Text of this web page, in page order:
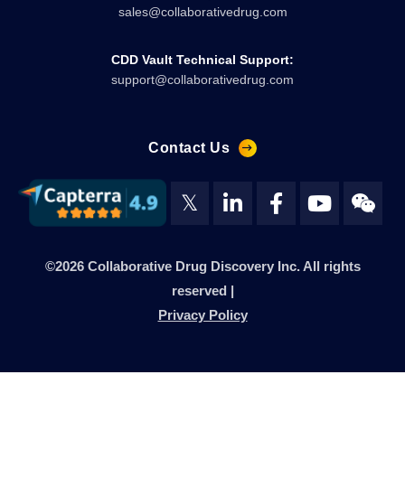
sales@collaborativedrug.com
CDD Vault Technical Support:
support@collaborativedrug.com
Contact Us
𝕏
©2026 Collaborative Drug Discovery Inc. All rights
reserved |
Privacy Policy